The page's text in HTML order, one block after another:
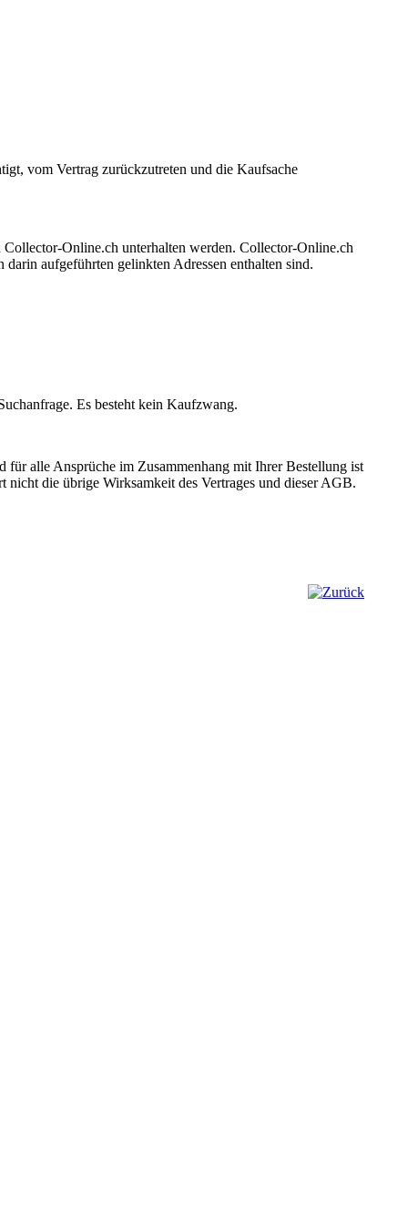
vom Vertrag zurückzutreten und die Kaufsache
Online.ch unterhalten werden. Collector-Online.ch
aufgeführten gelinkten Adressen enthalten sind.
Es besteht kein Kaufzwang.
für alle Ansprüche im Zusammenhang mit Ihrer Bestellung ist
die übrige Wirksamkeit des Vertrages und dieser AGB.